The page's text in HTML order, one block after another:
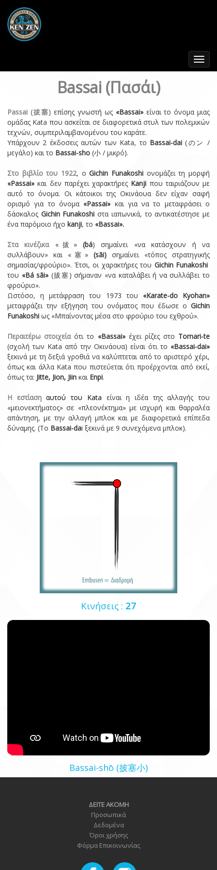
Toggle
Bassai (Πασάι)
Passai (拔塞) επίσης γνωστή ως «Bassai»είναι το όνομα μιας
ομάδας Kata που ασκείται σε διαφορετικά στυλ των πολεμικών
τεχνών, συμπεριλαμβανομένου του καράτε.
Υπάρχουν 2 έκδοσεις αυτών των Kata, το Bassai-dai(のン /
μεγάλο) και το Bassai-sho (小 / μικρό).
Στο βιβλίο του 1922, οGichin Funakoshi ονομάζει τη μορφή
«Passai» και δεν παρέχει χαρακτήρες Kanji που ταιριάζουν με
αυτό το όνομα. Οι κάτοικοι της Οκινάουα δεν είχαν σαφή
ορισμό για το όνομα «Passai» και για να το μεταφράσει ο
δάσκαλος Gichin Funakoshi στα ιαπωνικά, το αντικατέστησε με
ένα παρόμοιο ήχο kanji, το «Bassai».
Στα κινέζικα«拔»(bá) σημαίνει «να κατάσχουν ή να
συλλάβουν» και «塞» (sāi) σημαίνει «τόπος στρατηγικής
σημασίας/φρούριο». Έτσι, οι χαρακτήρες του Gichin Funakoshi
του «Bá sāi» (拔塞) σήμαναν «να καταλάβει ή να συλλάβει το
φρούριo».
Ωστόσο, η μετάφραση του 1973 του «Karate-do Kyohan»
μεταφράζει την εξήγηση του ονόματος που έδωσε ο Gichin
Funakoshi ως «Μπαίνοντας μέσα στο φρούριο του εχθρού».
Περαιτέρω στοιχεία ότι το «Bassai»έχει ρίζες στο Tomari-te
(σχολή των Kata από την Οκινάουα) είναι ότι το «Bassai-dai»
ξεκινά με τη δεξιά γροθιά να καλύπτεται από το αριστερό χέρι,
όπως και άλλα Kata που πιστεύεται ότι προέρχονται από εκεί,
όπως τα: Jitte, Jion, Jiin και Enpi.
Η εστίασηαυτού του Kata είναι η ιδέα της αλλαγής του
«μειονεκτήματος» σε «πλεονέκτημα» με ισχυρή και θαρραλέα
απάντηση, με την αλλαγή μπλοκ και με διαφορετικά επίπεδα
δύναμης. (Το Bassai-dai ξεκινά με 9 συνεχόμενα μπλοκ).
Κινήσεις : 27
Bassai-shō (披塞小)
ΔΕΙΤΕ ΑΚΟΜΗ
Προσωπικά
Δεδομένα
Όροι χρήσης
Φόρμα Επικοινωνίας